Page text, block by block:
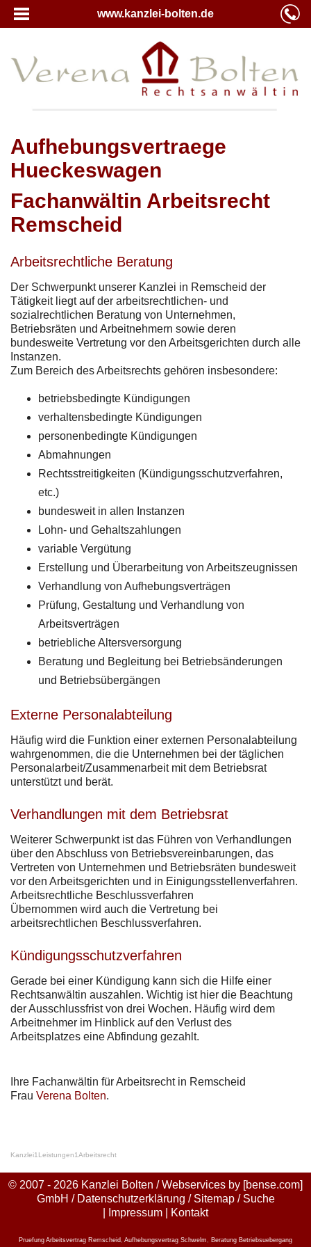
www.kanzlei-bolten.de
Aufhebungsvertraege
Hueckeswagen
Fachanwältin Arbeitsrecht
Remscheid
Arbeitsrechtliche Beratung
Der Schwerpunkt unserer Kanzlei in Remscheid der
Tätigkeit liegt auf der arbeitsrechtlichen- und
sozialrechtlichen Beratung von Unternehmen,
Betriebsräten und Arbeitnehmern sowie deren
bundesweite Vertretung vor den Arbeitsgerichten durch alle
Instanzen.
Zum Bereich des Arbeitsrechts gehören insbesondere:
betriebsbedingte Kündigungen
verhaltensbedingte Kündigungen
personenbedingte Kündigungen
Abmahnungen
Rechtsstreitigkeiten (Kündigungsschutzverfahren,
etc.)
bundesweit in allen Instanzen
Lohn- und Gehaltszahlungen
variable Vergütung
Erstellung und Überarbeitung von Arbeitszeugnissen
Verhandlung von Aufhebungsverträgen
Prüfung, Gestaltung und Verhandlung von
Arbeitsverträgen
betriebliche Altersversorgung
Beratung und Begleitung bei Betriebsänderungen
und Betriebsübergängen
Externe Personalabteilung
Häufig wird die Funktion einer externen Personalabteilung
wahrgenommen, die die Unternehmen bei der täglichen
Personalarbeit/Zusammenarbeit mit dem Betriebsrat
unterstützt und berät.
Verhandlungen mit dem Betriebsrat
Weiterer Schwerpunkt ist das Führen von Verhandlungen
über den Abschluss von Betriebsvereinbarungen, das
Vertreten von Unternehmen und Betriebsräten bundesweit
vor den Arbeitsgerichten und in Einigungsstellenverfahren.
Arbeitsrechtliche Beschlussverfahren
Übernommen wird auch die Vertretung bei
arbeitsrechtlichen Beschlussverfahren.
Kündigungsschutzverfahren
Gerade bei einer Kündigung kann sich die Hilfe einer
Rechtsanwältin auszahlen. Wichtig ist hier die Beachtung
der Ausschlussfrist von drei Wochen. Häufig wird dem
Arbeitnehmer im Hinblick auf den Verlust des
Arbeitsplatzes eine Abfindung gezahlt.
Ihre Fachanwältin für Arbeitsrecht in Remscheid
Frau Verena Bolten.
Kanzlei1 Leistungen1Arbeitsrecht
© 2007 - 2026 Kanzlei Bolten / Webservices by [bense.com]
GmbH / Datenschutzerklärung / Sitemap/ Suche
Impressum Kontakt
Pruefung Arbeitsvertrag Remscheid Aufhebungsvertrag Schwelm Beratung Betriebsuebergang